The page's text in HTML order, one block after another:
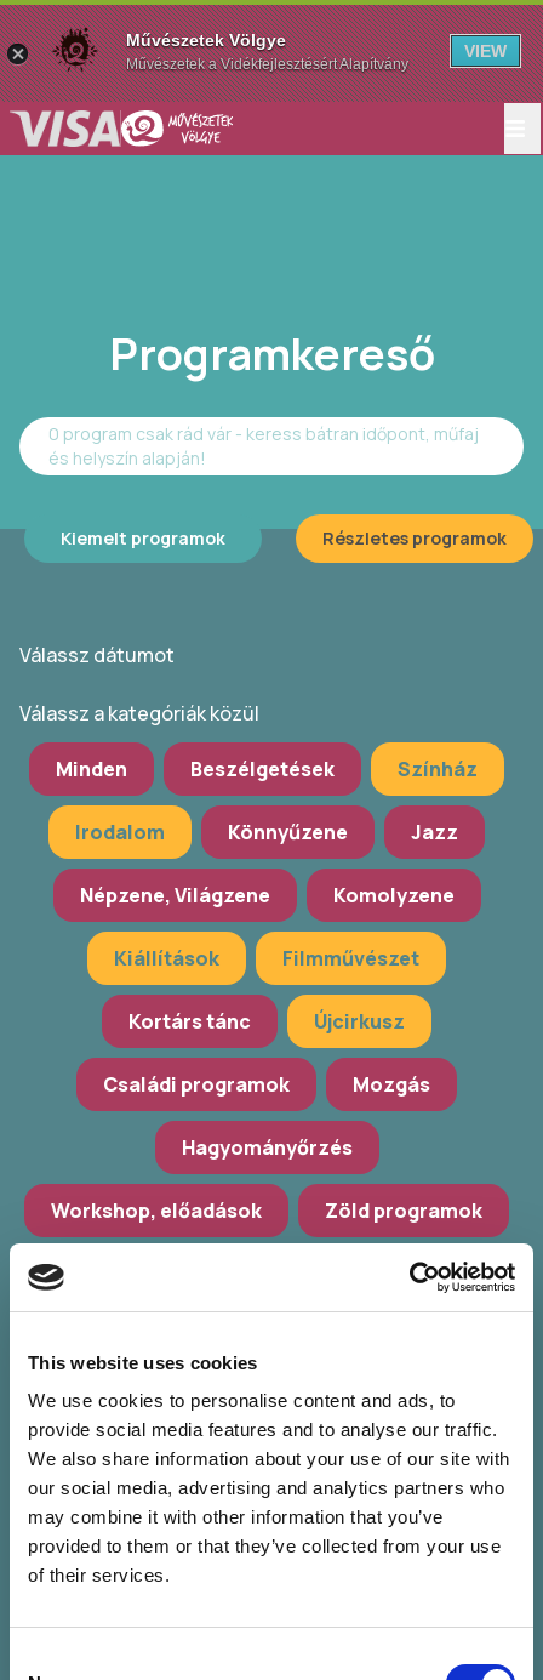
This website uses cookies
We use cookies to personalise content and ads, to
provide social media features and to analyse our traffic.
We also share information about your use of our site with
our social media, advertising and analytics partners who
may combine it with other information that you’ve
provided to them or that they’ve collected from your use
of their services.
Programkereső
0 program csak rád vár - keress bátran időpont, műfaj
és helyszín alapján!
Kiemelt programok Részletes programok
Válassz dátumot
Válassz a kategóriák közül
Minden Beszélgetések Színház
Irodalom Könnyűzene Jazz
Népzene, Világzene Komolyzene
Kiállítások Filmművészet
Kortárs tánc Újcirkusz
Családi programok Mozgás
Hagyományőrzés
Workshop, előadások Zöld programok
További szűrés
Válassz helyszínt
Válassz időpontot
Művészetek Völgye
Művészetek a Vidékfejlesztésért Alapítvány
VIEW